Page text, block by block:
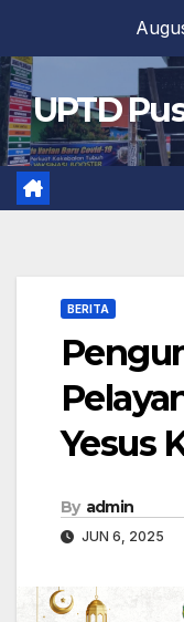
content
UPTD
BERITA
Yesus
By admin
JUN 6, 2025